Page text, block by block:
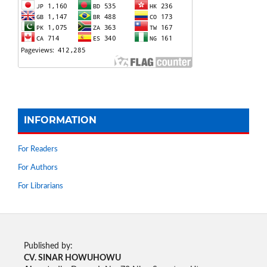
INFORMATION
For Readers
For Authors
For Librarians
Published by:
CV. SINAR HOWUHOWU